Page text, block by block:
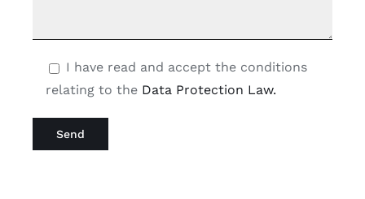
I have read and accept the conditions
relating to the Data Protection Law.